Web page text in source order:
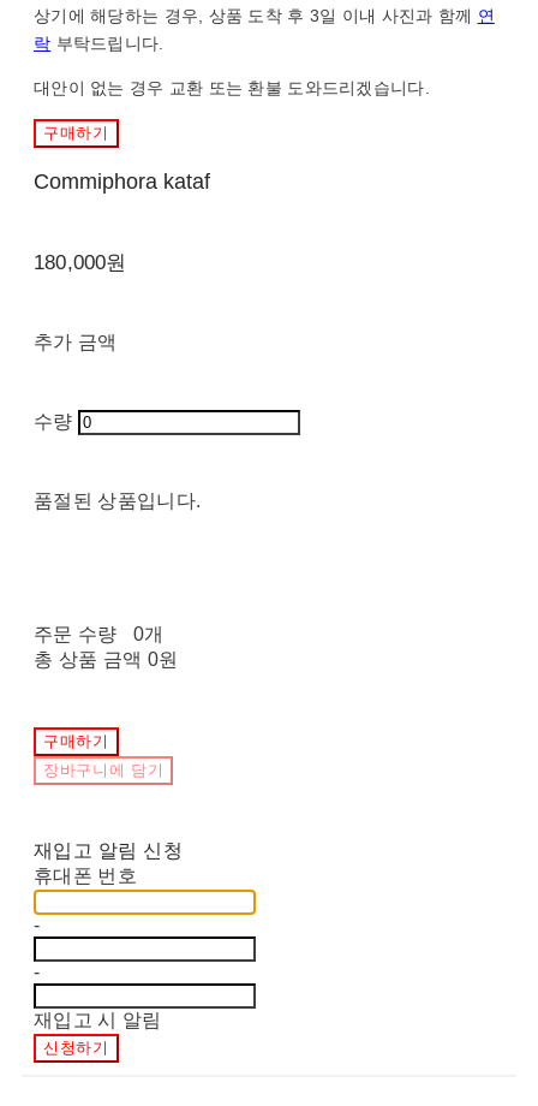
상기에 해당하는 경우, 상품 도착 후 3일 이내 사진과 함께 연
락 부탁드립니다.
대안이 없는 경우 교환 또는 환불 도와드리겠습니다.
구매하기
Commiphora kataf
180,000원
추가 금액
수량
품절된 상품입니다.
주문 수량
0개
총 상품 금액 0원
구매하기
장바구니에 담기
재입고 알림 신청
휴대폰 번호
-
-
재입고 시 알림
신청하기